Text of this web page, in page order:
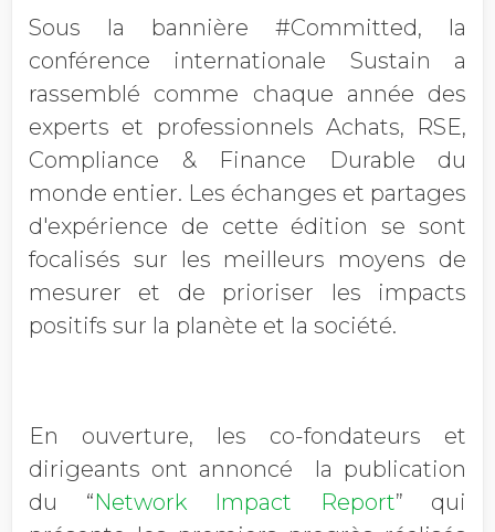
Sous la bannière #Committed, la
conférence internationale Sustain a
rassemblé comme chaque année des
experts et professionnels Achats, RSE,
Compliance & Finance Durable du
monde entier. Les échanges et partages
d'expérience de cette édition se sont
focalisés sur les meilleurs moyens de
mesurer et de prioriser les impacts
positifs sur la planète et la société.
En ouverture, les co-fondateurs et
dirigeants ont annoncé la publication
du “Network Impact Report” qui